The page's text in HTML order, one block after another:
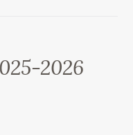
2026